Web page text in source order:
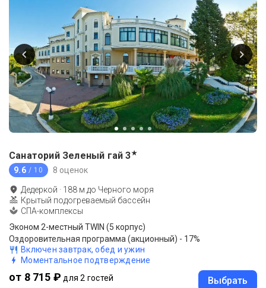
Санаторий Зеленый гай 3★
9.6 / 10 8 оценок
Дедеркой · 188 м до Черного моря
Крытый подогреваемый бассейн
СПА-комплексы
Эконом 2-местный TWIN (5 корпус)
Оздоровительная программа (акционный) - 17%
Включен завтрак, обед и ужин
Моментальное подтверждение
от 8 715 ₽ для 2 гостей Выбрать